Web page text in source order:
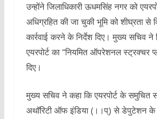
उन्होंने जिलाधिकारी ऊधमसिंह नगर को
अधिग्रहित की जा चुकी भूमि को शीघ्रता से
कार्रवाई करने के निर्देश दिए। मुख्य सचिव ने
एयरपोर्ट का “नियमित ऑपरेशनल स्ट्रक्चर
दिए।
मुख्य सचिव ने कहा कि एयरपोर्ट के समुचित
अथॉरिटी ऑफ इंडिया (।।प्) से डेपुटेशन के